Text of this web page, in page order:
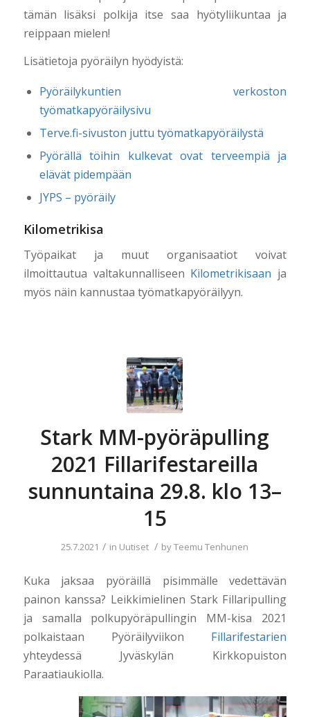
tämän lisäksi polkija itse saa hyötyliikuntaa ja
reippaan mielen!
Lisätietoja pyöräilyn hyödyistä:
Pyöräilykuntien verkoston
työmatkapyöräilysivu
Terve.fi-sivuston juttu työmatkapyöräilystä
Pyörällä töihin kulkevat ovat terveempiä ja
elävät pidempään
JYPS – pyöräily
Kilometrikisa
Työpaikat ja muut organisaatiot voivat
ilmoittautua valtakunnalliseen Kilometrikisaan ja
myös näin kannustaa työmatkapyöräilyyn.
Stark MM-pyöräpulling
2021 Fillarifestareilla
sunnuntaina 29.8. klo 13–
15
25.7.2021 / in Uutiset / byTeemu Tenhunen
Kuka jaksaa pyöräillä pisimmälle vedettävän
painon kanssa? Leikkimielinen Stark Fillaripulling
ja samalla polkupyöräpullingin MM-kisa 2021
polkaistaan Pyöräilyviikon Fillarifestarien
yhteydessä Jyväskylän Kirkkopuiston
Paraatiaukiolla.